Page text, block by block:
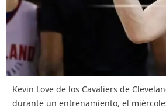
Kevin Love de los Cavaliers de
durante un entrenamiento, el